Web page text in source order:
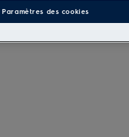
Paramètres des cookies